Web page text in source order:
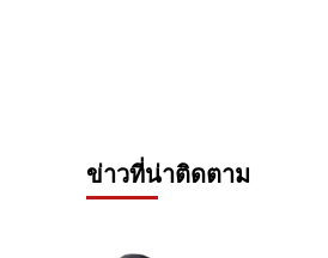
ข่าวที่น่าติดตาม